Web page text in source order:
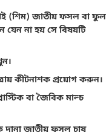
(শিম) জাতীয় ফসল বা ফুল
যেন না হয় সে বিষয়টি
কীটনাশক প্রয়োগ করুন।
বা জৈবিক মাল্চ
দানা জাতীয় ফসল চাষ